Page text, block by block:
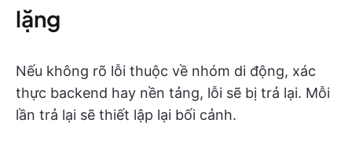
lặng
Nếu không rõ lỗi thuộc về nhóm di động, xác
thực backend hay nền tảng, lỗi sẽ bị trả lại. Mỗi
lần trả lại sẽ thiết lập lại bối cảnh.